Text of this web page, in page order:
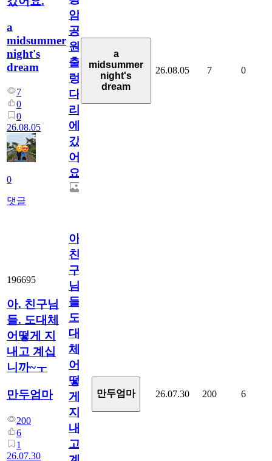
a
midsummer
night's
dream
7
0
0
26.08.05
0
댓글
암
공
원
출
렁
다
리
에
갔
어
요.
a
midsummer
night's
dream
26.08.05 7 0
196695
아. 친구님
들. 도대체
어떻게 지
내고 계십
니까~ㅜ
만두엄마
200
6
1
26.07.30
아.
친
구
님
들.
도
대
체
어
떻
게
지
내
고
만두엄마 26.07.30 200 6